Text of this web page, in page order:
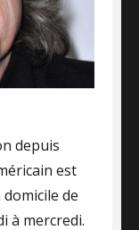
depuis
est
de
à mercredi.